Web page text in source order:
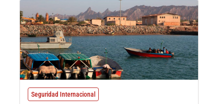
Seguridad Internacional